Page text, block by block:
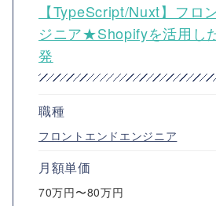
【TypeScript/Nuxt】フロ
ジニア★Shopifyを活用し
発
職種
フロントエンドエンジニア
月額単価
70万円〜80万円